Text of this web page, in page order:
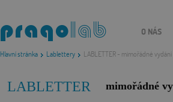
Hlavní stránka Lablettery LABLETTER - mimořádné vydání
O NÁS
LABLETTER mimořádné